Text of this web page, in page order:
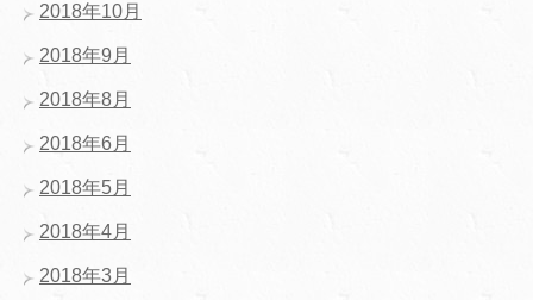
2018年10月
2018年9月
2018年8月
2018年6月
2018年5月
2018年4月
2018年3月